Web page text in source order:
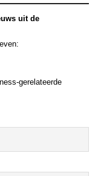
uit de
gerelateerde